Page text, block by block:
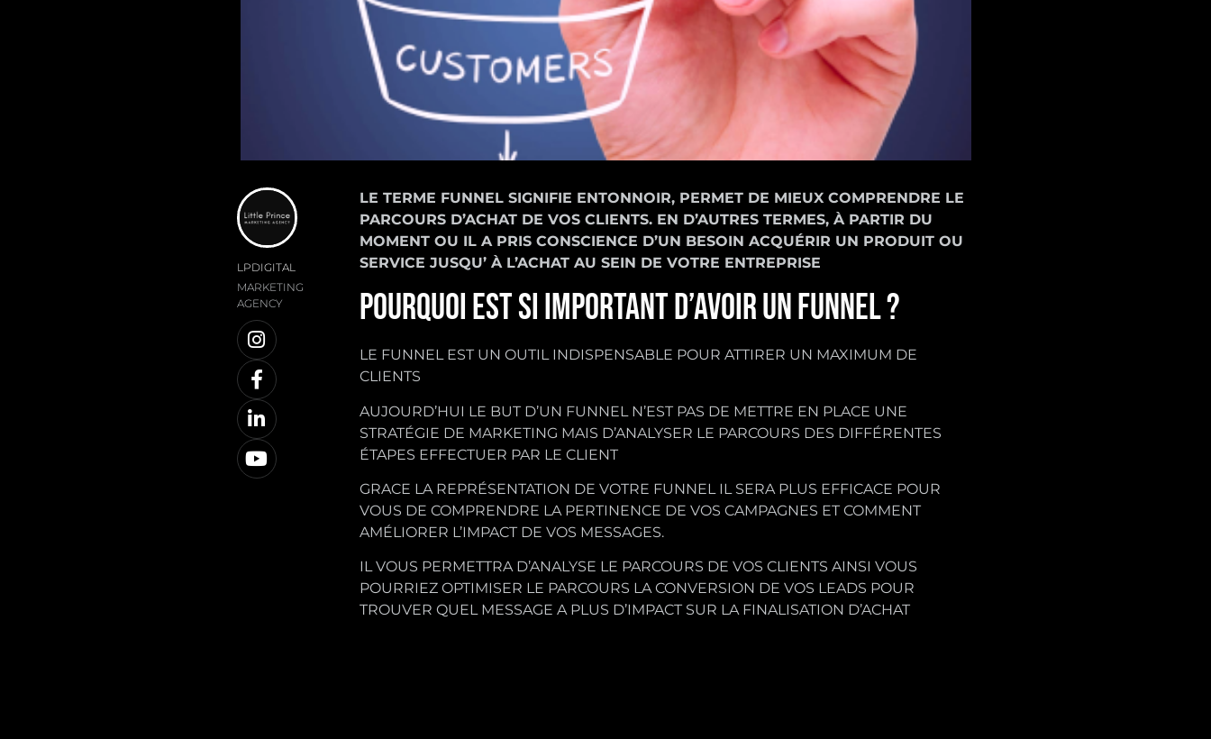
LPDIGITAL
MARKETING
AGENCY
LE TERME FUNNEL SIGNIFIE ENTONNOIR, PERMET DE MIEUX COMPRENDRE LE
PARCOURS D’ACHAT DE VOS CLIENTS. EN D’AUTRES TERMES, À PARTIR DU
MOMENT OU IL A PRIS CONSCIENCE D’UN BESOIN ACQUÉRIR UN PRODUIT OU
SERVICE JUSQU’ À L’ACHAT AU SEIN DE VOTRE ENTREPRISE
POURQUOI EST SI IMPORTANT D’AVOIR UN FUNNEL ?
LE FUNNEL EST UN OUTIL INDISPENSABLE POUR ATTIRER UN MAXIMUM DE
CLIENTS
AUJOURD’HUI LE BUT D’UN FUNNEL N’EST PAS DE METTRE EN PLACE UNE
STRATÉGIE DE MARKETING MAIS D’ANALYSER LE PARCOURS DES DIFFÉRENTES
ÉTAPES EFFECTUER PAR LE CLIENT
GRACE LA REPRÉSENTATION DE VOTRE FUNNEL IL SERA PLUS EFFICACE POUR
VOUS DE COMPRENDRE LA PERTINENCE DE VOS CAMPAGNES ET COMMENT
AMÉLIORER L’IMPACT DE VOS MESSAGES.
IL VOUS PERMETTRA D’ANALYSE LE PARCOURS DE VOS CLIENTS AINSI VOUS
POURRIEZ OPTIMISER LE PARCOURS LA CONVERSION DE VOS LEADS POUR
TROUVER QUEL MESSAGE A PLUS D’IMPACT SUR LA FINALISATION D’ACHAT